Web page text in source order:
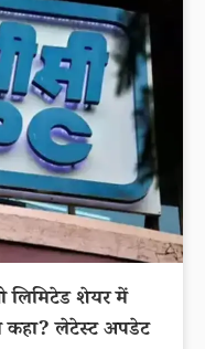
लिमिटेड शेयर में
कहा? लेटेस्ट अपडेट